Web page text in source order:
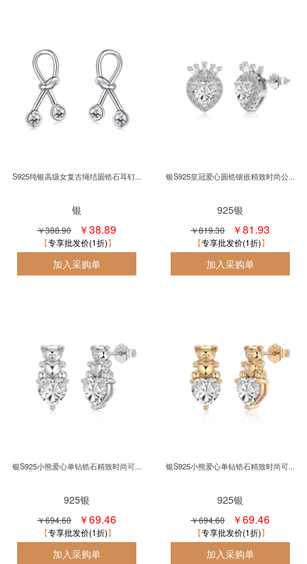
S925纯银高级女复古绳结圆锆石耳钉...
银
￥388.90 ￥38.89
专享批发价(1折)
银S925皇冠爱心圆锆镶嵌精致时尚公...
925银
￥819.30 ￥81.93
专享批发价(1折)
银S925小熊爱心单钻锆石精致时尚可...
925银
￥694.60 ￥69.46
专享批发价(1折)
银S925小熊爱心单钻锆石精致时尚可...
925银
￥694.60 ￥69.46
专享批发价(1折)